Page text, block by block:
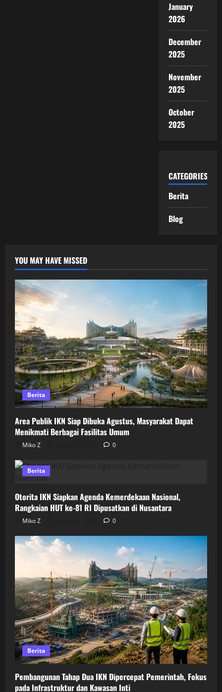
January
2026
December
2025
November
2025
October
2025
CATEGORIES
Berita
Blog
YOU MAY HAVE MISSED
Berita
Area Publik IKN Siap Dibuka Agustus, Masyarakat Dapat
Menikmati Berbagai Fasilitas Umum
Miko Z 0
Berita
Otorita IKN Siapkan Agenda Kemerdekaan Nasional,
Rangkaian HUT ke-81 RI Dipusatkan di Nusantara
Miko Z 0
Berita
Pembangunan Tahap Dua IKN Dipercepat Pemerintah, Fokus
pada Infrastruktur dan Kawasan Inti